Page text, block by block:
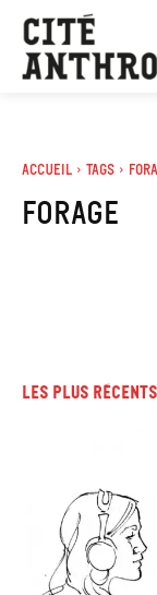
Accueil Tags
Forage
Les plus